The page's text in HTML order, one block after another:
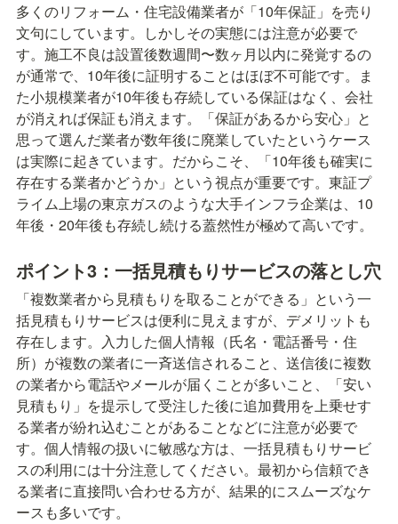
多くのリフォーム・住宅設備業者が「10年保証」を売り
文句にしています。しかしその実態には注意が必要で
す。施工不良は設置後数週間〜数ヶ月以内に発覚するの
が通常で、10年後に証明することはほぼ不可能です。ま
た小規模業者が10年後も存続している保証はなく、会社
が消えれば保証も消えます。「保証があるから安心」と
思って選んだ業者が数年後に廃業していたというケース
は実際に起きています。だからこそ、「10年後も確実に
存在する業者かどうか」という視点が重要です。東証プ
ライム上場の東京ガスのような大手インフラ企業は、10
年後・20年後も存続し続ける蓋然性が極めて高いです。
ポイント3：一括見積もりサービスの落とし穴
「複数業者から見積もりを取ることができる」という一
括見積もりサービスは便利に見えますが、デメリットも
存在します。入力した個人情報（氏名・電話番号・住
所）が複数の業者に一斉送信されること、送信後に複数
の業者から電話やメールが届くことが多いこと、「安い
見積もり」を提示して受注した後に追加費用を上乗せす
る業者が紛れ込むことがあることなどに注意が必要で
す。個人情報の扱いに敏感な方は、一括見積もりサービ
スの利用には十分注意してください。最初から信頼でき
る業者に直接問い合わせる方が、結果的にスムーズなケ
ースも多いです。